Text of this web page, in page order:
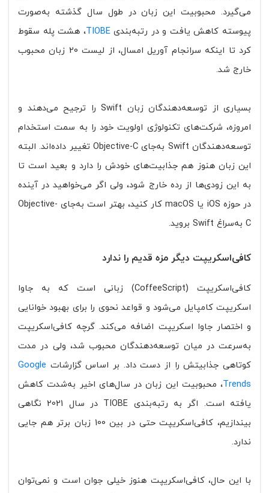
می‌گیرد. محبوبیت این زبان در طول سال گذشته به‌صورت
پیوسته کاهش یافت و در رتبه‌بندیTIOBE، هشت پله سقوط
کرد تا اینکه سرانجام آوریل امسال، از لیست 20 زبان محبوب
خارج شد.
بسیاری از توسعه‌دهندگان زبان Swift را ترجیح می‌دهند و
امروزه، شرکت‌های تکنولوژی اولویت خود را به سمت استخدام
توسعه‌دهندگان Swift به‌جای Objective-C تغییر داده‌اند. البته
این زبان هنوز هم جذابیت‌های خودش را دارد و بعید است تا
به این زودی‌ها از رده خارج شود، ولی اگر می‌خواهید در آینده
در حوزه iOS یا macOS کار کنید، بهتر است به‌جای Objective-
C به‌سراغ Swift بروید.
کافی‌اسکریپت دیگر مزه قدیم را ندارد
کافی‌اسکریپت (CoffeeScript) زبانی است که به جاوا
اسکریپت کامپایل می‌شود و قواعد نحوی را برای بهبود خوانایی
و اختصار جاوا اسکریپت اضافه می‌کند. گرچه کافی‌اسکریپت
به‌سرعت در میان توسعه‌دهندگان محبوب شد، ولی در مدت
کوتاهی جذابیتش را از دست داد. بر اساس گزارشات Google
Trends، محبوبیت این زبان در سال‌های اخیر به‌شدت کاهش
یافته است. اگر به رتبه‌بندی TIOBE در سال 2021 نگاهی
بیندازیم، کافی‌اسکریپت حتی در بین 100 زبان برتر هم جایی
ندارد.
با این حال، کافی‌اسکریپت هنوز خیلی جوان است و نمی‌توان